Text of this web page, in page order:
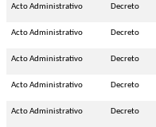
Acto Administrativo Decreto
Acto Administrativo Decreto
Acto Administrativo Decreto
Acto Administrativo Decreto
Acto Administrativo Decreto